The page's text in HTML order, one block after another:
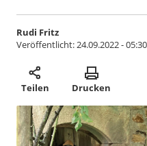
Rudi Fritz
Veröffentlicht:24.09.2022 - 05:30
Teilen Drucken